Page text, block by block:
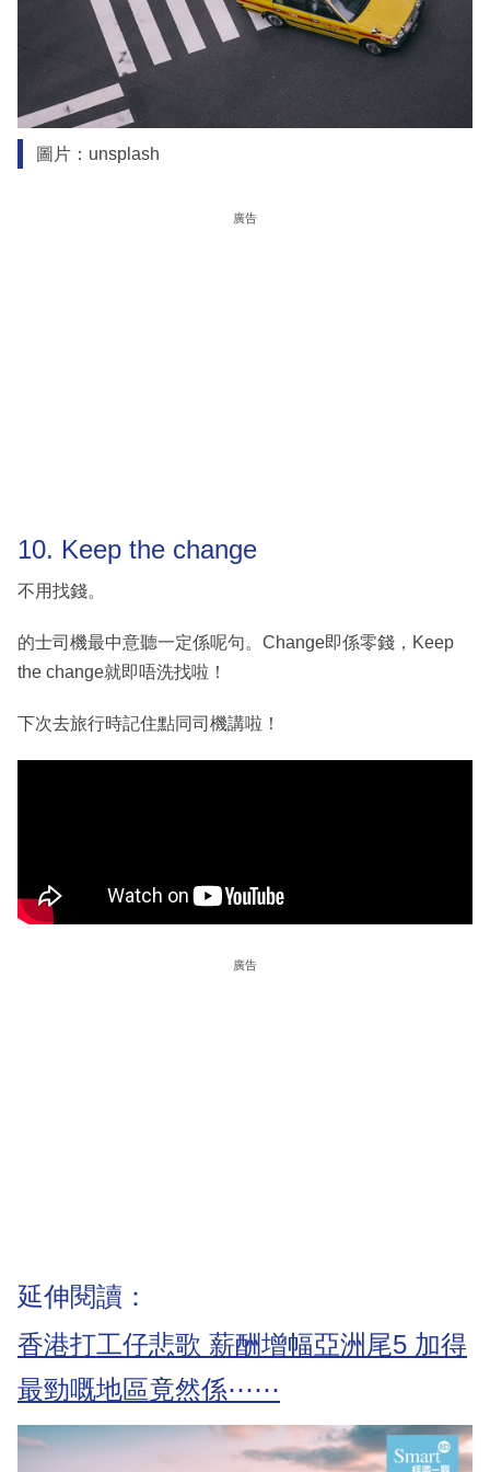
圖片：unsplash
廣告
10. Keep the change
不用找錢。
的士司機最中意聽一定係呢句。Change即係零錢，Keep
the change就即唔洗找啦！
下次去旅行時記住點同司機講啦！
廣告
延伸閱讀：
香港打工仔悲歌 薪酬增幅亞洲尾5 加得
最勁嘅地區竟然係⋯⋯